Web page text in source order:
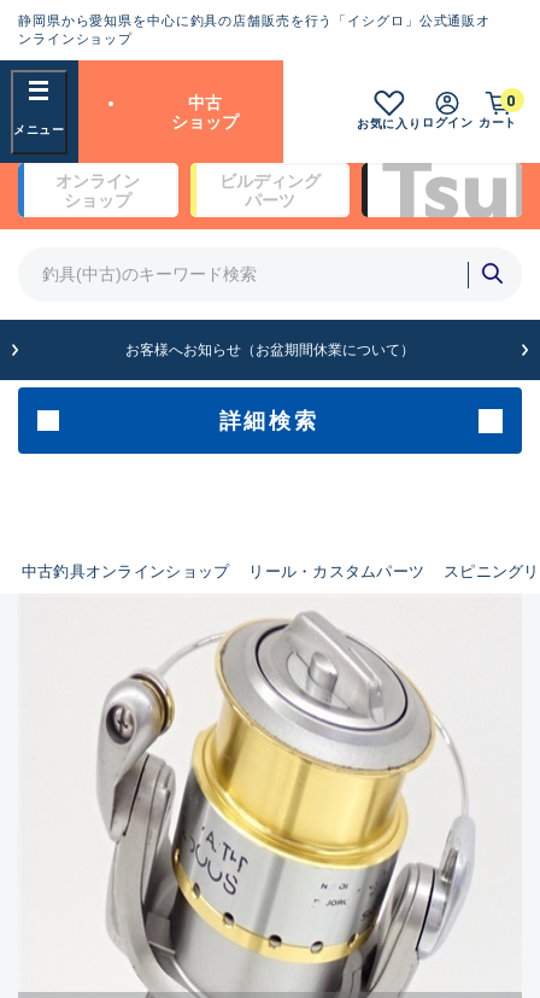
静岡県から愛知県を中心に釣具の店舗販売を行う「イシグロ」公式通販オ
ンラインショップ
中古
ショップ
お気に入り ログイン カート
0
オンライン
ショップ
ビルディング
パーツ
お客様へお知らせ（お盆期間休業について）
詳細検索
中古釣具オンラインショップ リール・カスタムパーツ スピニング
フリーワード
商品カテゴリ
竿・ルアーロッド(64255)
その他・雑品(1062)
イシグロ津高茶屋店
イシグロ西春店
イシグロ中川かの里店
イシグロカインズモール彦根店
イシグロ静岡中吉田店
イシグロ名東引山店
イシグロ豊田店
イシグロ豊橋向山店
ランクとは？
良
SA
新古品（メーカー問屋から仕
入れた未使用品）
※店頭展示時の置き傷が付いている
ものも含む
傷が極めて少ない極上品
B
使用感や傷はあるが全体的に
綺麗な良品
C
使用感や傷のある一般的な中
古品
C-
かなり使用感があり、全体的
に目立つ傷が多い品